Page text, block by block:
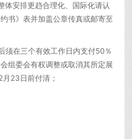
安排更趋合理化、国际化请认
书》表并加盖公章传真或邮寄至
在三个有效工作日内支付50％
组委会有权调整或取消其所定展
23日前付清；